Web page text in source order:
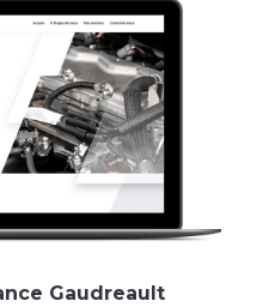
Gaudreault